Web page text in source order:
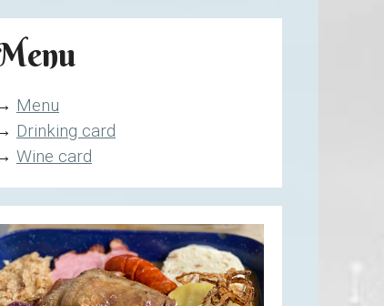
Menu
Drinking card
Wine card